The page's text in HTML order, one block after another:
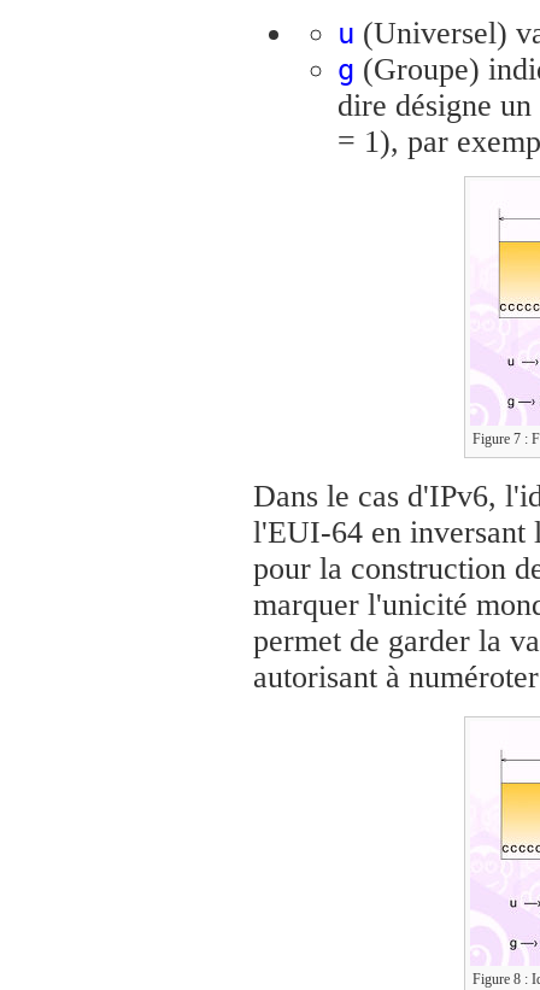
u (Universel)
g (Groupe)
dire désigne
= 1), par
Figure 7 :
Dans le cas d'IPv6,
l'EUI-64 en
pour la construction
marquer l'unicité
permet de garder la
autorisant à
Figure 8 :